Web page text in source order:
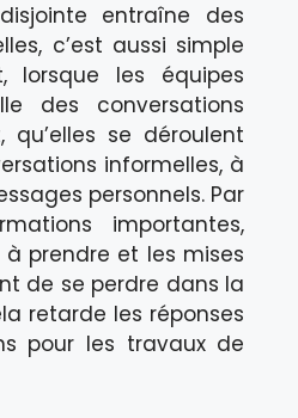
entraîne des
c’est aussi simple
lorsque les équipes
des conversations
se déroulent
informelles, à
personnels. Par
importantes,
prendre et les mises
de se perdre dans la
retarde les réponses
pour les travaux de